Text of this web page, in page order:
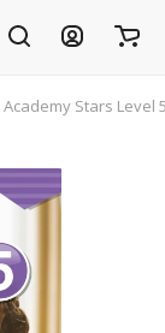
Academy Stars Level